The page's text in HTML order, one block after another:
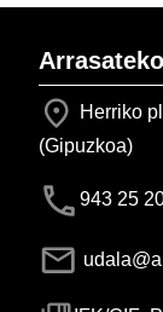
Herriko
(Gipuzkoa)
943 25